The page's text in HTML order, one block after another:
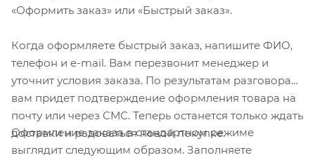
«Оформить заказ» или «Быстрый заказ».
Когда оформляете быстрый заказ, напишите ФИО,
телефон и e-mail. Вам перезвонит менеджер и
уточнит условия заказа. По результатам разговора
вам придет подтверждение оформления товара на
почту или через СМС. Теперь останется только ждать
доставки и радоваться новой покупке.
Оформление заказа в стандартном режиме
выглядит следующим образом. Заполняете